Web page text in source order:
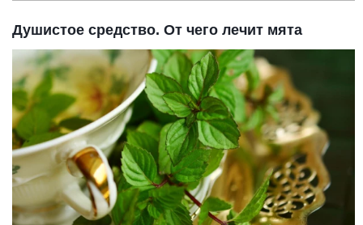
Душистое средство. От чего лечит мята